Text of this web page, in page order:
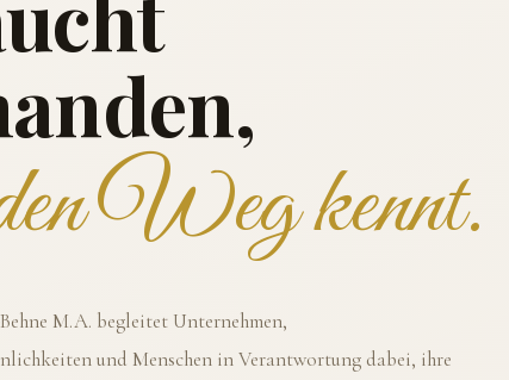
Weg kennt.
M.A. begleitet Unternehmen,
und Menschen in Verantwortung dabei, ihre